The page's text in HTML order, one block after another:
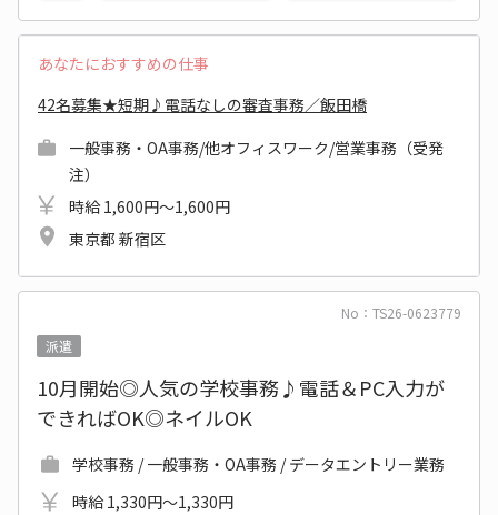
あなたにおすすめの仕事
42名募集★短期♪電話なしの審査事務／飯田橋
一般事務・OA事務/他オフィスワーク/営業事務（受発
注）
時給 1,600円～1,600円
東京都 新宿区
No：TS26-0623779
派遣
10月開始◎人気の学校事務♪電話＆PC入力が
できればOK◎ネイルOK
学校事務 / 一般事務・OA事務 / データエントリー業務
時給 1,330円～1,330円